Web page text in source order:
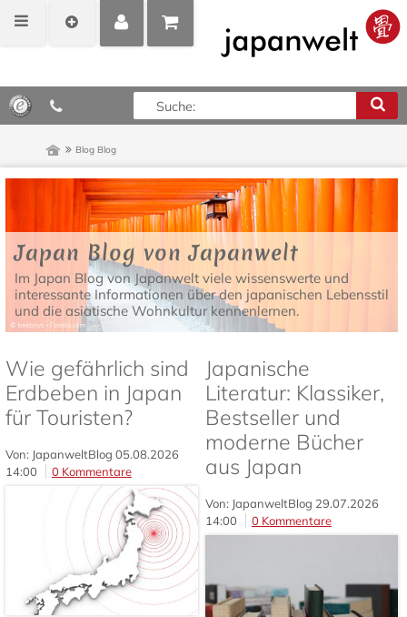
MEIN
POSITIONEN
ANZEIGEN
0,00 €*
Blog Blog
Japan Blog von Japanwelt
Im Japan Blog von Japanwelt viele wissenswerte und
interessante Informationen über den japanischen Lebensstil
und die asiatische Wohnkultur kennenlernen.
Wie gefährlich sind
Erdbeben in Japan
für Touristen?
Von: JapanweltBlog 05.08.2026
14:00
0 Kommentare
Japanische
Literatur: Klassiker,
Bestseller und
moderne Bücher
aus Japan
Von: JapanweltBlog 29.07.2026
14:00
0 Kommentare